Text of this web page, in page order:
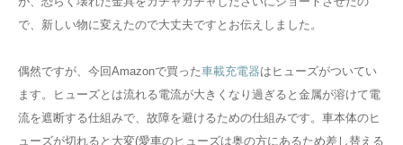
で、新しい物に変えたので大丈夫ですとお伝えしました。
偶然ですが、今回Amazonで買った車載充電器はヒューズがついてい
ます。ヒューズとは流れる電流が大きくなり過ぎると金属が溶けて電
流を遮断する仕組みで、故障を避けるための仕組みです。車本体のヒ
ューズが切れると大変(愛車のヒューズは奥の方にあるため差し替える